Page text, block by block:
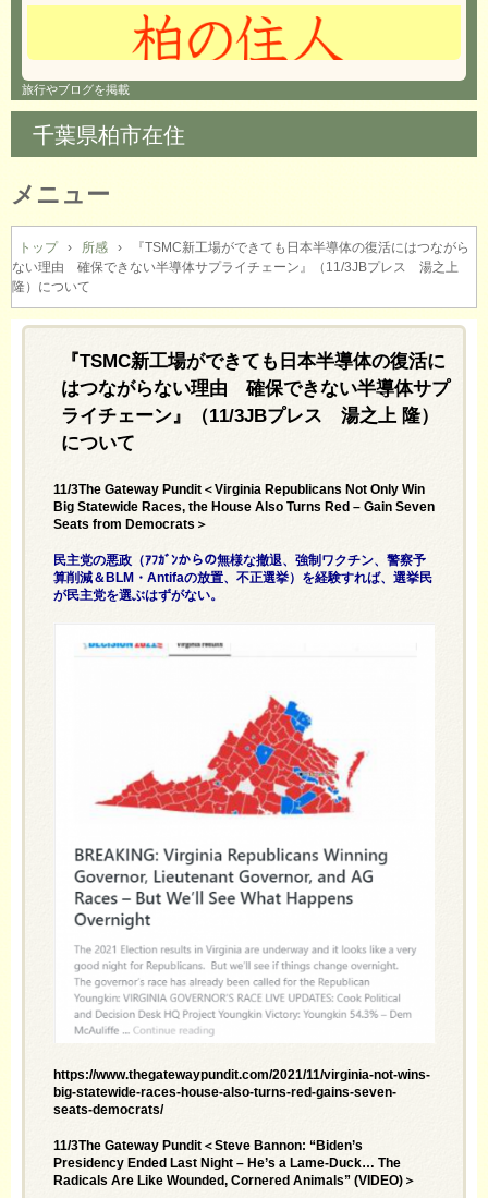
旅行やブログを掲載
千葉県柏市在住
メニュー
コ
ン
テ
ン
トップ › 所感 ›
『TSMC新工場ができても日本半導体の復活にはつながら
ない理由 確保できない半導体サプライチェーン』（11/3JBプレス 湯之上
隆）について
『TSMC新工場ができても日本半導体の復活に
はつながらない理由 確保できない半導体サプ
ライチェーン』（11/3JBプレス 湯之上 隆）
について
11/3The Gateway Pundit＜Virginia Republicans Not Only Win
Big Statewide Races, the House Also Turns Red – Gain Seven
Seats from Democrats＞
民主党の悪政（ｱﾌｶﾞﾝからの無様な撤退、強制ワクチン、警察予
算削減＆BLM・Antifaの放置、不正選挙）を経験すれば、選挙民
が民主党を選ぶはずがない。
https://www.thegatewaypundit.com/2021/11/virginia-not-wins-
big-statewide-races-house-also-turns-red-gains-seven-
seats-democrats/
11/3The Gateway Pundit＜Steve Bannon: “Biden’s
Presidency Ended Last Night – He’s a Lame-Duck… The
Radicals Are Like Wounded, Cornered Animals” (VIDEO)＞